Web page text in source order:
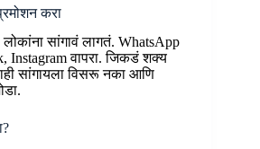
करा
सांगावं लागतं. WhatsApp
Instagram वापरा. जिकडं शक्य
सांगायला विसरू नका आणि